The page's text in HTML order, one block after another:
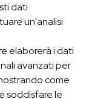
dati
un'analisi
elaborerà i dati
avanzati per
come
soddisfare le